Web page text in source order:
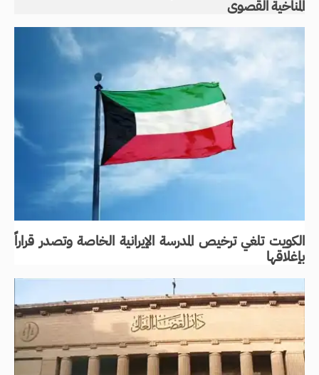
المناخية القصوى
الكويت تلغي ترخيص المدرسة الإيرانية الخاصة وتصدر قراراً
بإغلاقها